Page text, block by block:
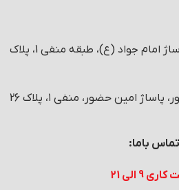
دفتر: سه راه امین حضور، پاساژ امام جواد (ع)، طبقه منفی 1، پلاک
امین حضور، منفی ۱، پلاک 26
تماس باما:
9 الی 21